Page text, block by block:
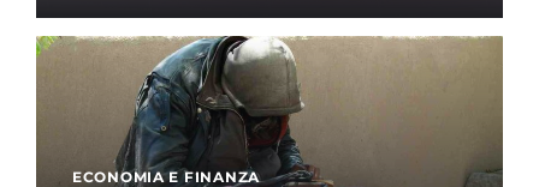
ECONOMIA E FINANZA